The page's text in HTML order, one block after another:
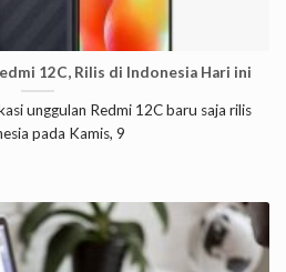
12C, Rilis di Indonesia Hari ini
unggulan Redmi 12C baru saja rilis
pada Kamis, 9